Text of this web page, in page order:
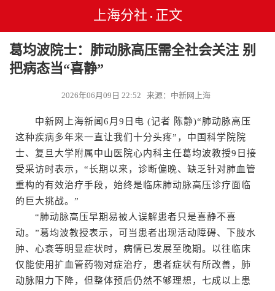
上海分社 • 正文
葛均波院士：肺动脉高压需全社会关注 别
把病态当“喜静”
2026年06月09日 22:52 来源：中新网上海
中新网上海新闻6月9日电 (记者 陈静)“肺动脉高压
这种疾病多年来一直让我们十分头疼”，中国科学院院
士、复旦大学附属中山医院心内科主任葛均波教授9日接
受采访时表示，“长期以来，诊断偏晚、缺乏针对肺血管
重构的有效治疗手段，始终是临床肺动脉高压诊疗面临
的巨大挑战。”
“肺动脉高压早期易被人误解患者只是喜静不喜
动。”葛均波教授表示，可当患者出现活动障碍、下肢水
肿、心衰等明显症状时，病情已发展至晚期。以往临床
仅能使用扩血管药物对症治疗，患者症状有所改善，肺
动脉阻力下降，但整体预后仍然不够理想，七成以上患